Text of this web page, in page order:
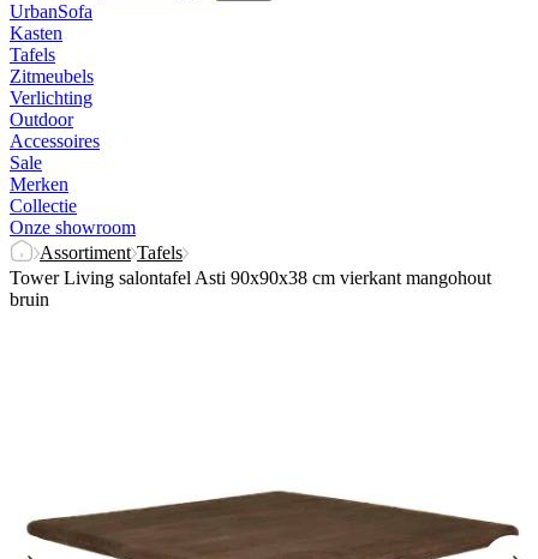
UrbanSofa
Kasten
Tafels
Zitmeubels
Verlichting
Outdoor
Accessoires
Sale
Merken
Collectie
Onze showroom
Assortiment Tafels
Tower Living salontafel Asti 90x90x38 cm vierkant mangohout
bruin